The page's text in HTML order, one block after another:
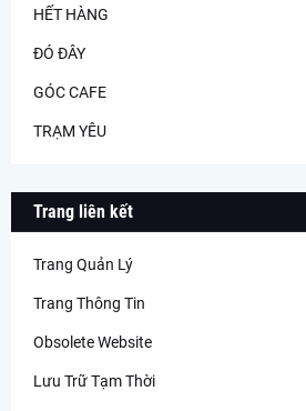
HẾT HÀNG
ĐÓ ĐÂY
GÓC CAFE
TRẠM YÊU
Trang liên kết
Trang Quản Lý
Trang Thông Tin
Obsolete Website
Lưu Trữ Tạm Thời